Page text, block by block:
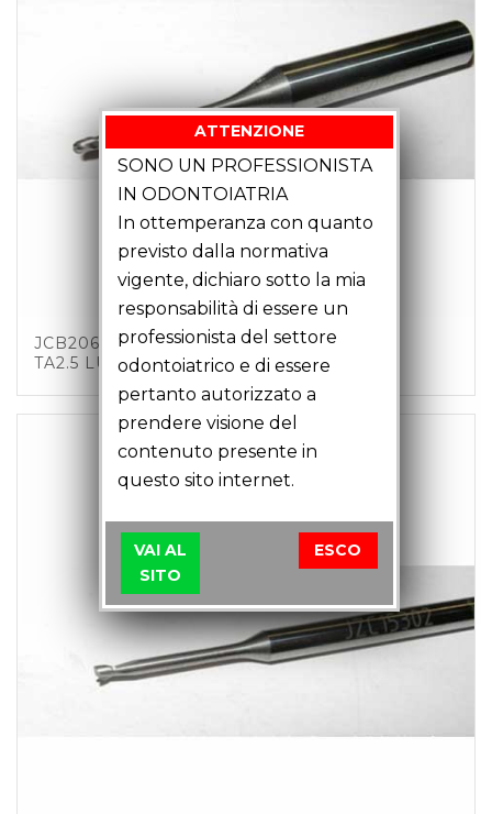
JCB20601 – FRESA SFERICA D2 Z3 C6
TA2.5 LU18 LT51
ATTENZIONE
SONO UN PROFESSIONISTA
IN ODONTOIATRIA
In ottemperanza con quanto
previsto dalla normativa
vigente, dichiaro sotto la mia
responsabilità di essere un
professionista del settore
odontoiatrico e di essere
pertanto autorizzato a
prendere visione del
contenuto presente in
questo sito internet.
VAI AL
SITO
ESCO